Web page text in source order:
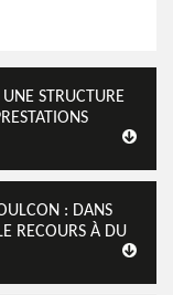
STRUCTURE
: DANS
RECOURS À DU